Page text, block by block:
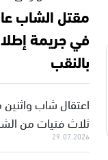
مقتل الشاب
في جريمة
بالنقب
اعتقال شاب
ثلاث فتيات من
29.07.2026